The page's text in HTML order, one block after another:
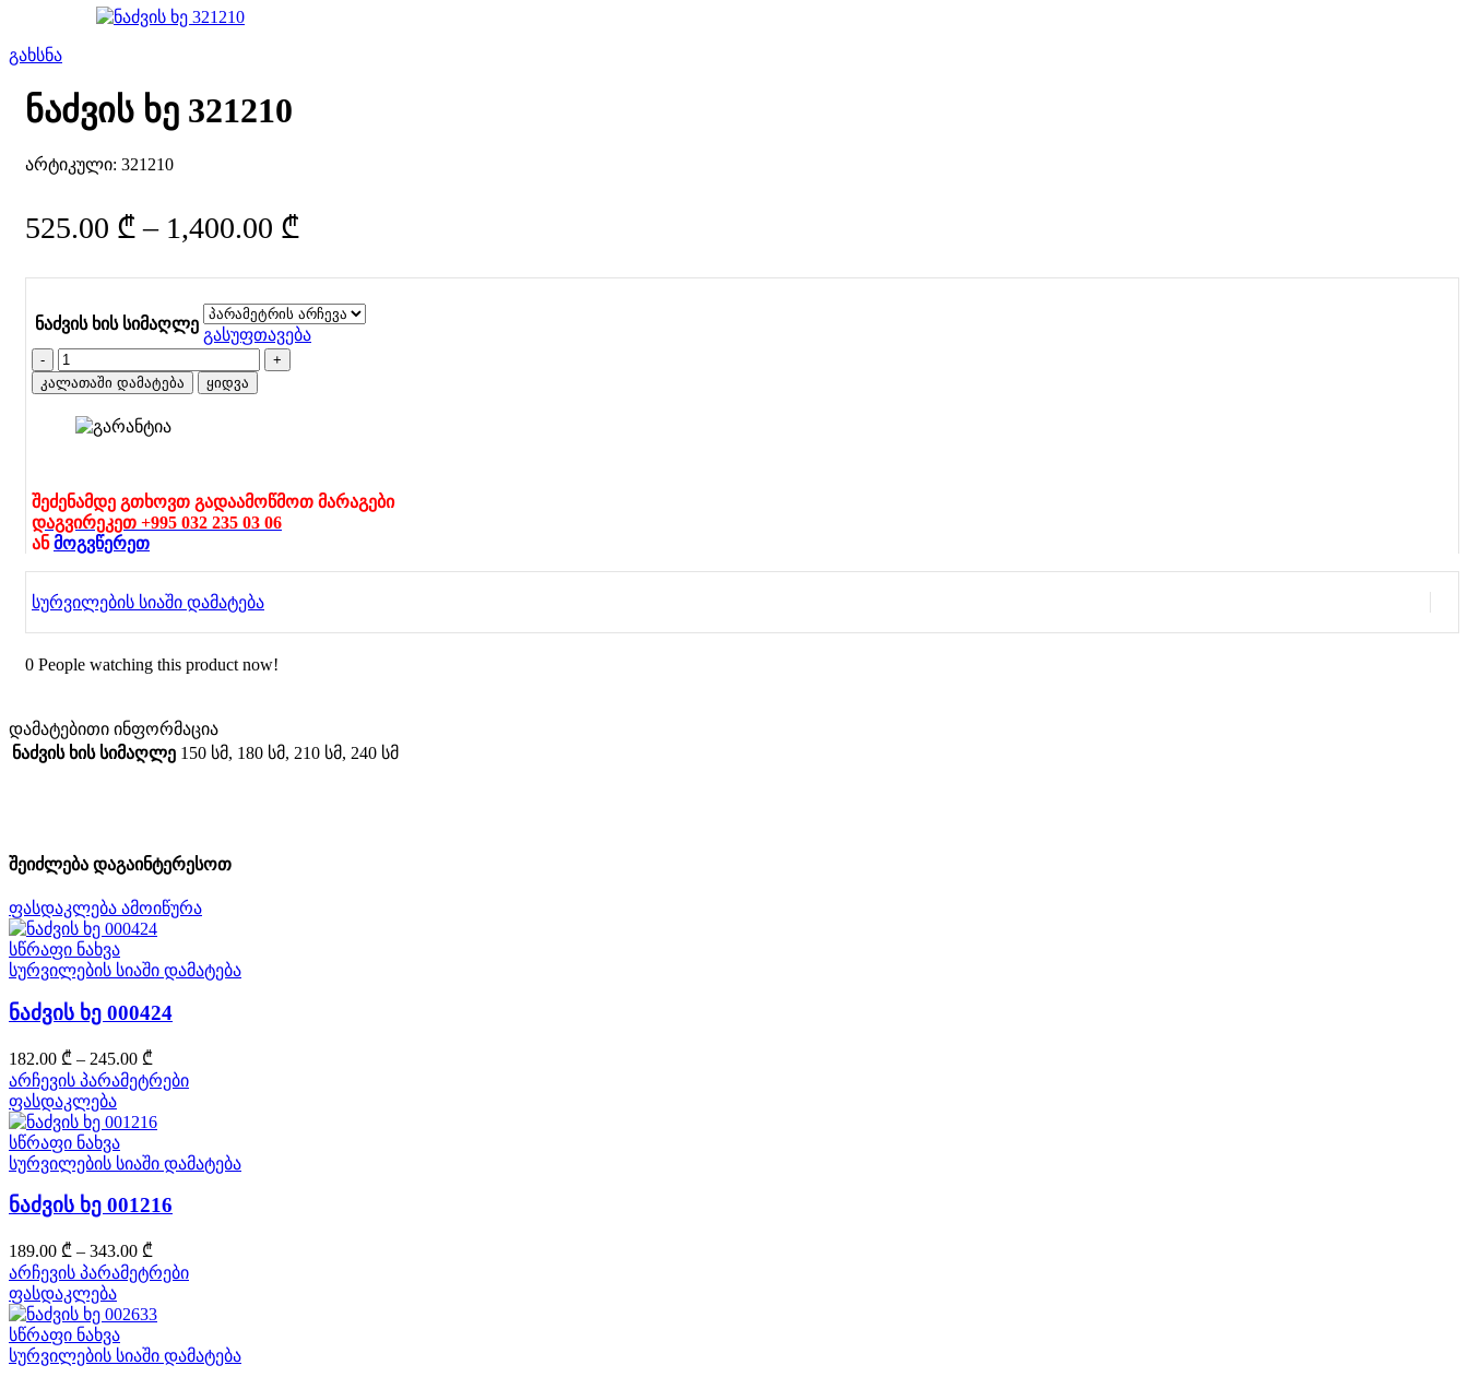
გახსნა
ნაძვის ხე 321210
არტიკული: 321210
525.00 ₾ – 1,400.00 ₾
525.00 ₾
through
ნაძვის ხის სიმაღლე
გასუფთავება
რაოდენობა:
ნაძვის
ხე
321210
კალათაში დამატება ყიდვა
შეძენამდე გთხოვთ გადაამოწმოთ მარაგები
დაგვირეკეთ +995 032 235 03 06
ანმოგვწერეთ
სურვილების სიაში დამატება
0 People watching this product now!
დამატებითი ინფორმაცია
ნაძვის ხის სიმაღლე 150 სმ, 180 სმ, 210 სმ, 240 სმ
შეიძლება დაგაინტერესოთ
ფასდაკლება ამოიწურა
სწრაფი ნახვა
სურვილების სიაში დამატება
ნაძვის ხე 000424
182.00 ₾ – 245.00 ₾
range:
182.00 ₾
through
არჩევის პარამეტრებიThis
variants.
The
on
ფასდაკლება
სწრაფი ნახვა
სურვილების სიაში დამატება
ნაძვის ხე 001216
189.00 ₾ – 343.00 ₾
range:
189.00 ₾
through
არჩევის პარამეტრებიThis
variants.
The
ფასდაკლება
სწრაფი ნახვა
სურვილების სიაში დამატება